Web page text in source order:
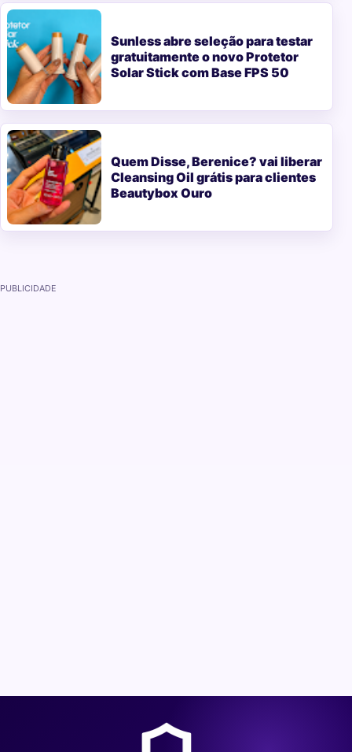
Sunless abre seleção para testar
gratuitamente o novo Protetor
Solar Stick com Base FPS 50
Quem Disse, Berenice? vai liberar
Cleansing Oil grátis para clientes
Beautybox Ouro
PUBLICIDADE